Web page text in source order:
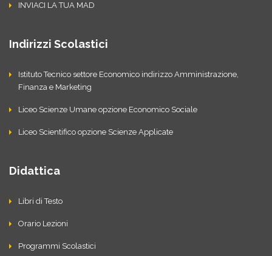
INVIACI LA TUA MAD
Indirizzi Scolastici
Istituto Tecnico settore Economico indirizzo Amministrazione,
Finanza e Marketing
Liceo Scienze Umane opzione Economico Sociale
Liceo Scientifico opzione Scienze Applicate
Didattica
Libri di Testo
Orario Lezioni
Programmi Scolastici